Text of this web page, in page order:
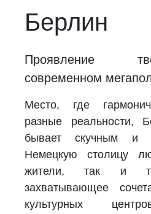
Берлин
Проявление
современном
Место, где
разные реальности,
бывает скучным и
Немецкую столицу
жители, так и
захватывающее
культурных